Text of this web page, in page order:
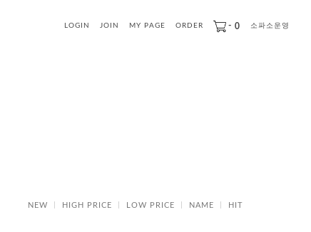
LOGIN JOIN MY PAGE ORDER - 0 소파소운영
NEW HIGH PRICE LOW PRICE NAME HIT